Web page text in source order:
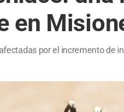
en
por el incremento de